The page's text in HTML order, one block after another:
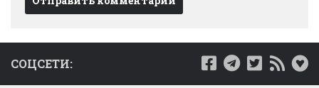
СОЦСЕТИ: